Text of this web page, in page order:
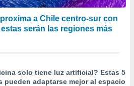
a Chile centro-sur con
serán las regiones más
solo tiene luz artificial? Estas 5
pueden adaptarse mejor al espacio